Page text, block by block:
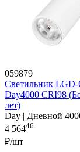
059879
Светильник
Day4000 CRI98
лет)
Day | Дневной
4 56446
₽/шт